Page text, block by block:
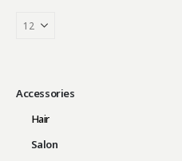
Accessories
Hair
Salon